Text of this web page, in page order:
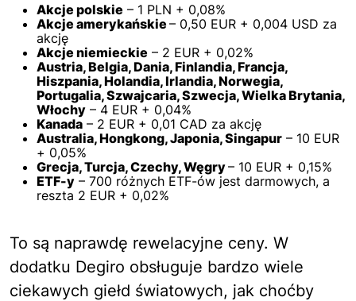
Akcje polskie – 1 PLN + 0,08%
Akcje amerykańskie– 0,50 EUR + 0,004 USD za
akcję
Akcje niemieckie – 2 EUR + 0,02%
Austria, Belgia, Dania, Finlandia, Francja,
Hiszpania, Holandia, Irlandia, Norwegia,
Portugalia, Szwajcaria, Szwecja, Wielka Brytania,
Włochy – 4 EUR + 0,04%
Kanada – 2 EUR + 0,01 CAD za akcję
Australia, Hongkong, Japonia, Singapur – 10 EUR
+ 0,05%
Grecja, Turcja, Czechy, Węgry– 10 EUR + 0,15%
ETF-y – 700 różnych ETF-ów jest darmowych, a
reszta 2 EUR + 0,02%
To są naprawdę rewelacyjne ceny. W
dodatku Degiro obsługuje bardzo wiele
ciekawych giełd światowych, jak choćby